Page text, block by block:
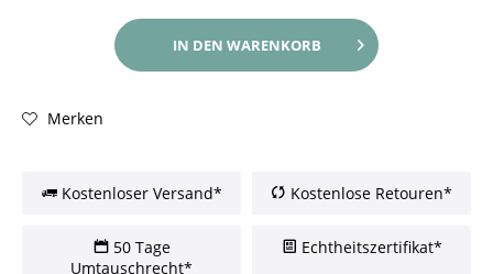
IN DEN WARENKORB
Merken
Kostenloser Versand* Kostenlose Retouren*
50 Tage
Umtauschrecht*
Echtheitszertifikat*